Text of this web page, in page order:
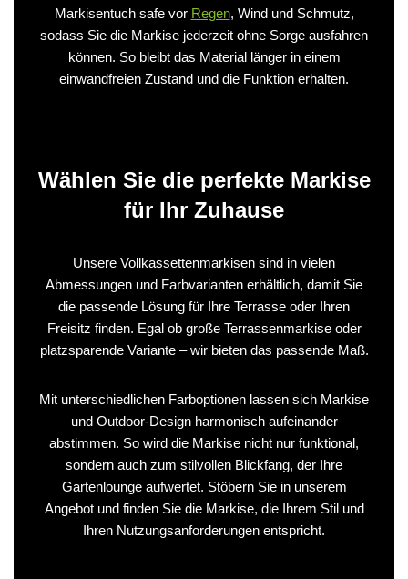
Markisentuch safe vor Regen, Wind und Schmutz,
sodass Sie die Markise jederzeit ohne Sorge ausfahren
können. So bleibt das Material länger in einem
einwandfreien Zustand und die Funktion erhalten.
Wählen Sie die perfekte Markise
für Ihr Zuhause
Unsere Vollkassettenmarkisen sind in vielen
Abmessungen und Farbvarianten erhältlich, damit Sie
die passende Lösung für Ihre Terrasse oder Ihren
Freisitz finden. Egal ob große Terrassenmarkise oder
platzsparende Variante – wir bieten das passende Maß.
Mit unterschiedlichen Farboptionen lassen sich Markise
und Outdoor-Design harmonisch aufeinander
abstimmen. So wird die Markise nicht nur funktional,
sondern auch zum stilvollen Blickfang, der Ihre
Gartenlounge aufwertet. Stöbern Sie in unserem
Angebot und finden Sie die Markise, die Ihrem Stil und
Ihren Nutzungsanforderungen entspricht.